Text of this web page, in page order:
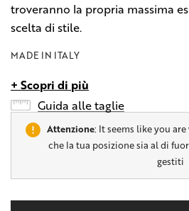
troveranno la propria massima
scelta di stile.
MADE IN ITALY
+ Scopri di più
Guida alle taglie
Attenzione: It seems like you
che la tua posizione sia al di
gestiti